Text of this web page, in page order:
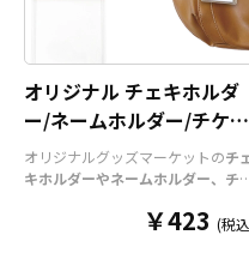
ットは、イベント会場でも
注目されやすく、ファンの
ての価値も高まります。推
しキャラを全面にデザイン
したプレイマットは、世界
観を表現しやすいため、ア
を得ています。また、ライ
ル商品として販売していた
だくことができます。オリ
ジナルグッズの制作やOEM
をご検討中の業者様もお気
軽にご相談ください。
オリジナル チェキホルダ
ー/ネームホルダー/チケッ
トホルダー
オリジナルグッズマーケットのチ
キホルダーやネームホルダー、チ
ダーパーツを組み合わせた今まで
￥423 (税